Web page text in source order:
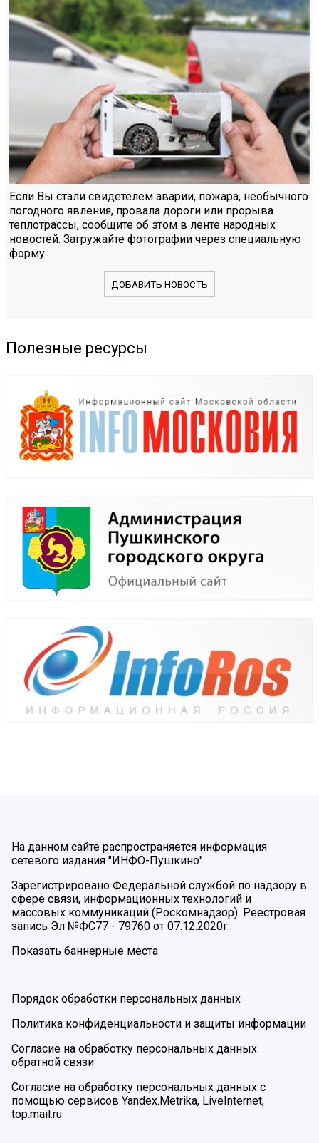
Если Вы стали свидетелем аварии, пожара, необычного
погодного явления, провала дороги или прорыва
теплотрассы, сообщите об этом в ленте народных
новостей. Загружайте фотографии через специальную
форму.
ДОБАВИТЬ НОВОСТЬ
Полезные ресурсы
На данном сайте распространяется информация
сетевого издания "ИНФО-Пушкино".
Зарегистрировано Федеральной службой по надзору в
сфере связи, информационных технологий и
массовых коммуникаций (Роскомнадзор). Реестровая
запись Эл №ФС77 - 79760 от 07.12.2020г.
Показать баннерные места
Порядок обработки персональных данных
Политика конфиденциальности и защиты информации
Согласие на обработку персональных данных
обратной связи
Согласие на обработку персональных данных с
помощью сервисов Yandex.Metrika, LiveInternet,
top.mail.ru